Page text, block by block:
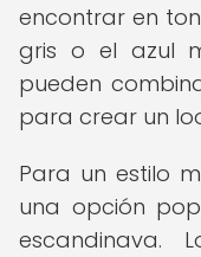
encontrar en
gris o el azul
pueden
para crear un
Para un estilo
una opción
escandinava.